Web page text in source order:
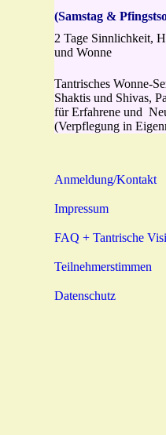
(Samstag &
2 Tage Sinnlichkeit,
und Wonne
Tantrisches Wonne-
Shaktis und Shivas,
für Erfahrene und
(Verpflegung in
Anmeldung/Kontakt
Impressum
FAQ + Tantrische
Teilnehmerstimmen
Datenschutz